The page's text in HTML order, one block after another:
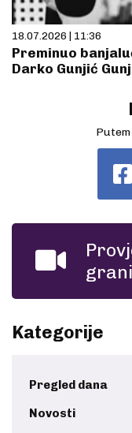
18.07.2026 | 11:36
Preminuo
Darko Gunjić
Kategorije
Pregled dana
Novosti